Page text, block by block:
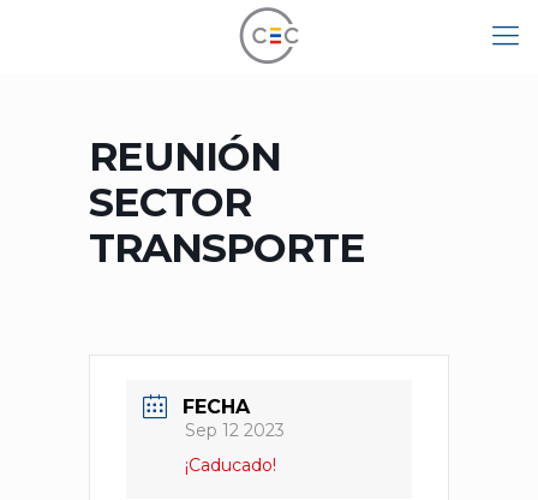
REUNIÓN
SECTOR
TRANSPORTE
FECHA
Sep 12 2023
¡Caducado!